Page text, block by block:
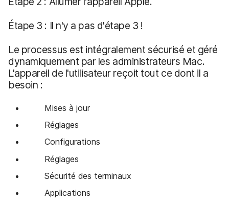
Étape 3 : Il n'y a pas d'étape 3 !
Le processus est intégralement sécurisé et géré
dynamiquement par les administrateurs Mac.
L'appareil de l'utilisateur reçoit tout ce dont il a
besoin :
Mises à jour
Réglages
Configurations
Réglages
Sécurité des terminaux
Applications